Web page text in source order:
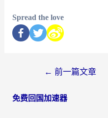
Spread the love
← 前一篇文章
免费回国加速器